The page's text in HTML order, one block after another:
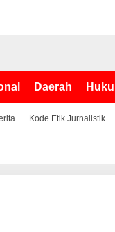
Daerah
Kode Etik Jurnalistik